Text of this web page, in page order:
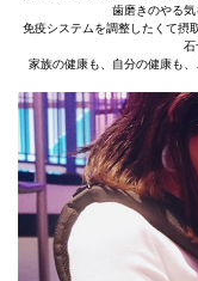
歯磨きのやる気
免疫システムを調整したくて摂
石
家族の健康も、自分の健康も